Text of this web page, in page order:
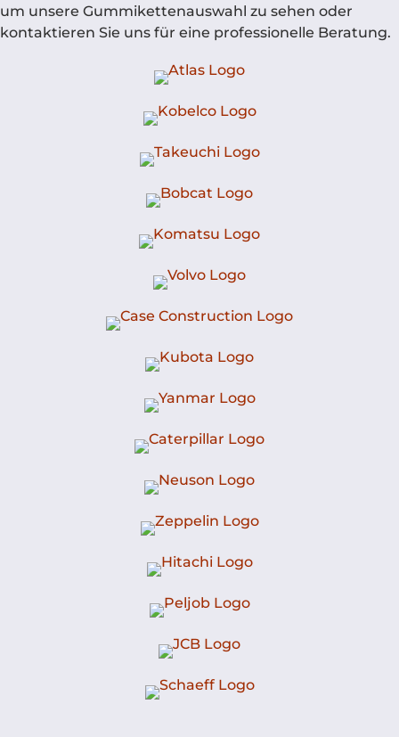
um unsere Gummikettenauswahl zu sehen oder
kontaktieren Sie uns für eine professionelle Beratung.